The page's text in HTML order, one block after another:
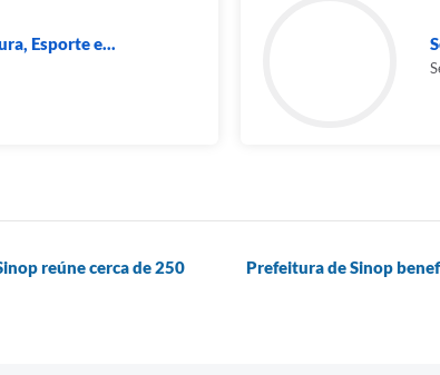
Esporte e...
reúne cerca de 250
Prefeitura de Sinop